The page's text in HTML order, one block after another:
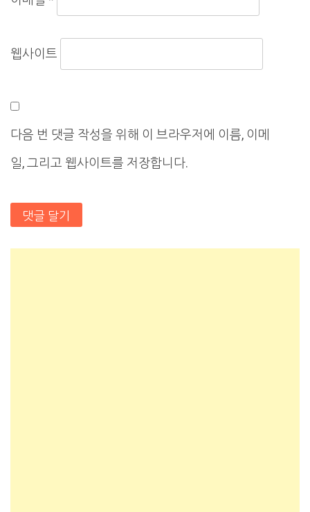
웹사이트
다음 번 댓글 작성을 위해 이 브라우저에 이름, 이메
일, 그리고 웹사이트를 저장합니다.